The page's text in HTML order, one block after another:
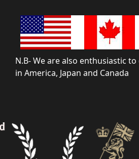
N.B- We are also enthusiastic
in America, Japan and Canada